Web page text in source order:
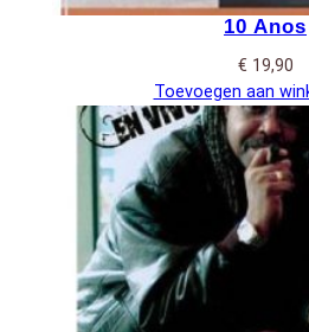
10 Anos
€ 19,90
Toevoegen aan